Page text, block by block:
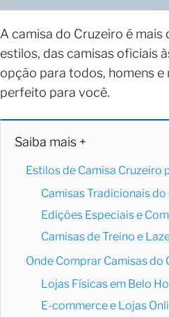
A camisa do Cruzeiro é
estilos, das camisas oficiais
opção para todos, homens
perfeito para você.
Saiba mais +
Estilos de Camisa Cruzeiro
Camisas Tradicionais do
Edições Especiais e
Camisas de Treino e
Onde Comprar Camisas do
Lojas Físicas em Belo
E-commerce e Lojas